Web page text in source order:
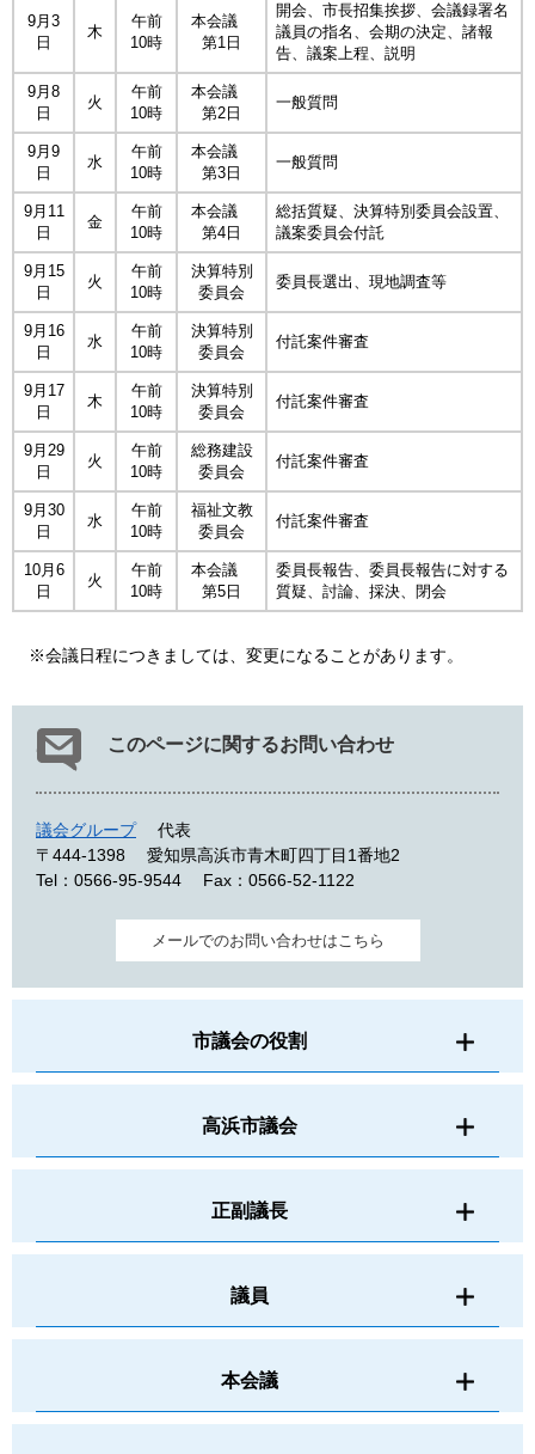
9月3
日
木
午前
10時
本会議
第1日
開会、市長招集挨拶、会議録署名
議員の指名、会期の決定、諸報
告、議案上程、説明
9月8
日
火
午前
10時
本会議
第2日
一般質問
9月9
日
水
午前
10時
本会議
第3日
一般質問
9月11
日
金
午前
10時
本会議
第4日
総括質疑、決算特別委員会設置、
議案委員会付託
9月15
日
火
午前
10時
決算特別
委員会
委員長選出、現地調査等
9月16
日
水
午前
10時
決算特別
委員会
付託案件審査
9月17
日
木
午前
10時
決算特別
委員会
付託案件審査
9月29
日
火
午前
10時
総務建設
委員会
付託案件審査
9月30
日
水
午前
10時
福祉文教
委員会
付託案件審査
10月6
日
火
午前
10時
本会議
第5日
委員長報告、委員長報告に対する
質疑、討論、採決、閉会
※会議日程につきましては、変更になることがあります。
このページに関するお問い合わせ
議会グループ
代表
〒444-1398
愛知県高浜市青木町四丁目1番地2
Tel：0566-95-9544
Fax：0566-52-1122
メールでのお問い合わせはこちら
市議会の役割
高浜市議会
正副議長
議員
本会議